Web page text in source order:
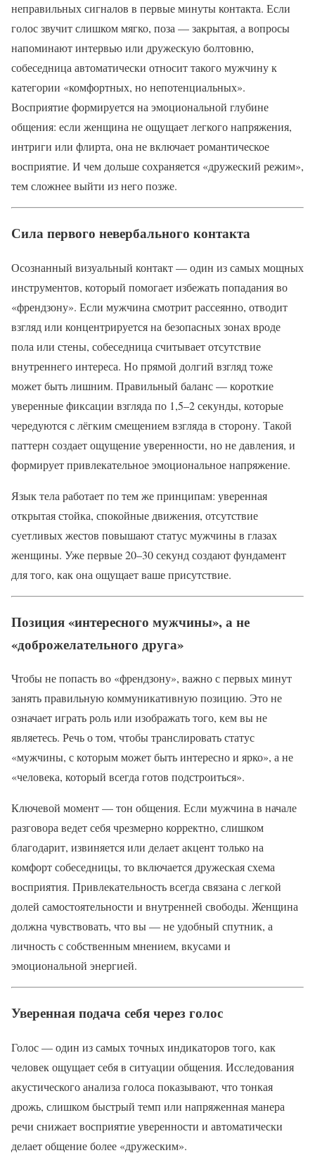
неправильных сигналов в первые минуты контакта. Если
голос звучит слишком мягко, поза — закрытая, а вопросы
напоминают интервью или дружескую болтовню,
собеседница автоматически относит такого мужчину к
категории «комфортных, но непотенциальных».
Восприятие формируется на эмоциональной глубине
общения: если женщина не ощущает легкого напряжения,
интриги или флирта, она не включает романтическое
восприятие. И чем дольше сохраняется «дружеский режим»,
тем сложнее выйти из него позже.
Сила первого невербального контакта
Осознанный визуальный контакт — один из самых мощных
инструментов, который помогает избежать попадания во
«френдзону». Если мужчина смотрит рассеянно, отводит
взгляд или концентрируется на безопасных зонах вроде
пола или стены, собеседница считывает отсутствие
внутреннего интереса. Но прямой долгий взгляд тоже
может быть лишним. Правильный баланс — короткие
уверенные фиксации взгляда по 1,5–2 секунды, которые
чередуются с лёгким смещением взгляда в сторону. Такой
паттерн создает ощущение уверенности, но не давления, и
формирует привлекательное эмоциональное напряжение.
Язык тела работает по тем же принципам: уверенная
открытая стойка, спокойные движения, отсутствие
суетливых жестов повышают статус мужчины в глазах
женщины. Уже первые 20–30 секунд создают фундамент
для того, как она ощущает ваше присутствие.
Позиция «интересного мужчины», а не
«доброжелательного друга»
Чтобы не попасть во «френдзону», важно с первых минут
занять правильную коммуникативную позицию. Это не
означает играть роль или изображать того, кем вы не
являетесь. Речь о том, чтобы транслировать статус
«мужчины, с которым может быть интересно и ярко», а не
«человека, который всегда готов подстроиться».
Ключевой момент — тон общения. Если мужчина в начале
разговора ведет себя чрезмерно корректно, слишком
благодарит, извиняется или делает акцент только на
комфорт собеседницы, то включается дружеская схема
восприятия. Привлекательность всегда связана с легкой
долей самостоятельности и внутренней свободы. Женщина
должна чувствовать, что вы — не удобный спутник, а
личность с собственным мнением, вкусами и
эмоциональной энергией.
Уверенная подача себя через голос
Голос — один из самых точных индикаторов того, как
человек ощущает себя в ситуации общения. Исследования
акустического анализа голоса показывают, что тонкая
дрожь, слишком быстрый темп или напряженная манера
речи снижает восприятие уверенности и автоматически
делает общение более «дружеским».